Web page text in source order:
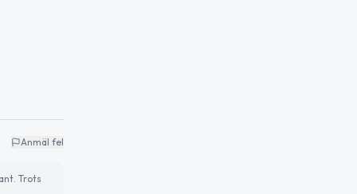
Anmäl fel
Trots